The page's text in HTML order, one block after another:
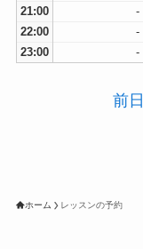
21:00
-
22:00
-
23:00
-
前日
ホーム レッスンの予約